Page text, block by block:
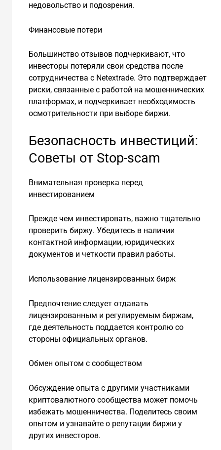
недовольство и подозрения.
Финансовые потери
Большинство отзывов подчеркивают, что
инвесторы потеряли свои средства после
сотрудничества с Netextrade. Это подтверждает
риски, связанные с работой на мошеннических
платформах, и подчеркивает необходимость
осмотрительности при выборе биржи.
Безопасность инвестиций:
Советы от Stop-scam
Внимательная проверка перед
инвестированием
Прежде чем инвестировать, важно тщательно
проверить биржу. Убедитесь в наличии
контактной информации, юридических
документов и четкости правил работы.
Использование лицензированных бирж
Предпочтение следует отдавать
лицензированным и регулируемым биржам,
где деятельность поддается контролю со
стороны официальных органов.
Обмен опытом с сообществом
Обсуждение опыта с другими участниками
криптовалютного сообщества может помочь
избежать мошенничества. Поделитесь своим
опытом и узнавайте о репутации биржи у
других инвесторов.